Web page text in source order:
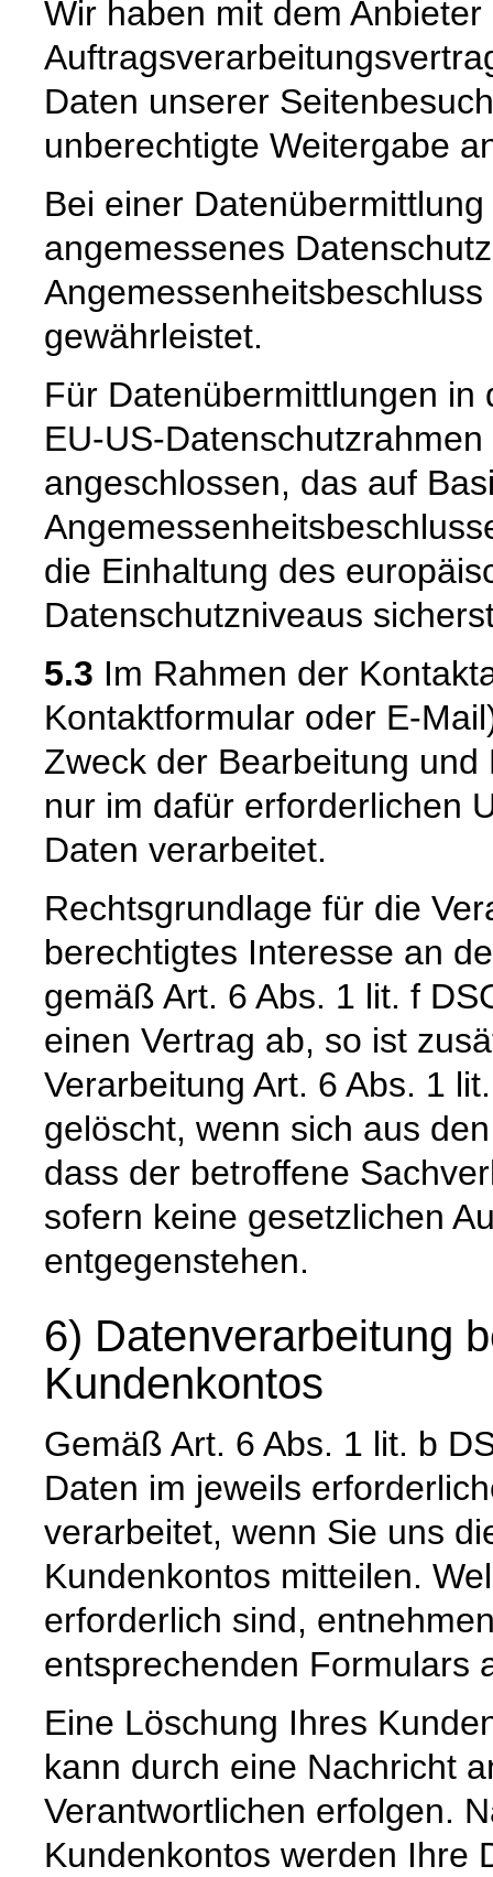
Wir haben mit dem Anbieter
Daten unserer
unberechtigte Weitergabe
Bei einer
angemessenes
gewährleistet.
Für Datenübermittlungen in
EU-US-
angeschlossen, das auf
die Einhaltung des
Datenschutzniveaus
5.3 Im Rahmen der
Kontaktformular oder E-
Zweck der Bearbeitung
nur im dafür erforderlichen
Daten verarbeitet.
Rechtsgrundlage für die
berechtigtes Interesse an
gemäß Art. 6 Abs. 1 lit. f
einen Vertrag ab, so ist
Verarbeitung Art. 6 Abs. 1
gelöscht, wenn sich aus
dass der betroffene
sofern keine gesetzlichen
entgegenstehen.
6) Datenverarbeitung
Kundenkontos
Gemäß Art. 6 Abs. 1 lit. b
Daten im jeweils
verarbeitet, wenn Sie uns
Kundenkontos mitteilen.
erforderlich sind,
entsprechenden Formulars
Eine Löschung Ihres
kann durch eine Nachricht
Verantwortlichen erfolgen.
Kundenkontos werden Ihre